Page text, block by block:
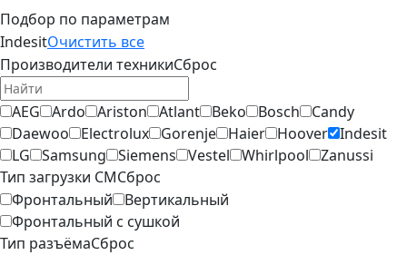
Подбор по параметрам
IndesitОчистить все
Производители техникиСброс
AEG Ardo Ariston Atlant Beko Bosch
Candy
Daewoo
Electrolux Gorenje Haier Hoover Indesit
LG
Samsung Siemens Vestel Whirlpool
Zanussi
Тип загрузки СМСброс
Фронтальный
Вертикальный
Фронтальный с сушкой
Тип разъёмаСброс